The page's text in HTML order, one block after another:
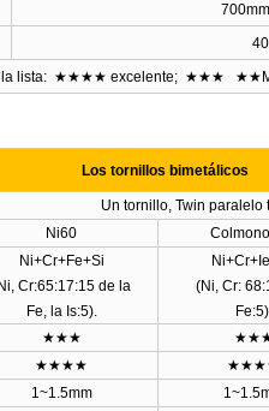
lista: ★★★★ excelente; ★★★
Los tornillos bimetálicos
Un tornillo, Twin
Ni60
Ni+Cr+Fe+Si
Cr:65:17:15 de la
Fe, la Is:5).
(Ni, Cr:
★★★
★★★★
1~1.5mm